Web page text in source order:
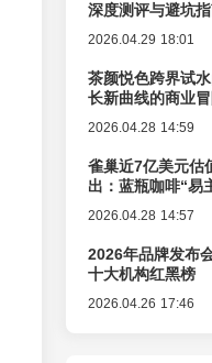
深度测评与避坑
2026.04.29 18:01
茶颜悦色跨界试
长新曲线的商业
2026.04.28 14:59
雀巢近7亿美元估
出：蓝瓶咖啡“易
2026.04.28 14:57
2026年品牌发布
十大机构红黑榜
2026.04.26 17:46